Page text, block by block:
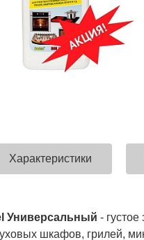
Характеристики
Универсальный -
шкафов, грилей,